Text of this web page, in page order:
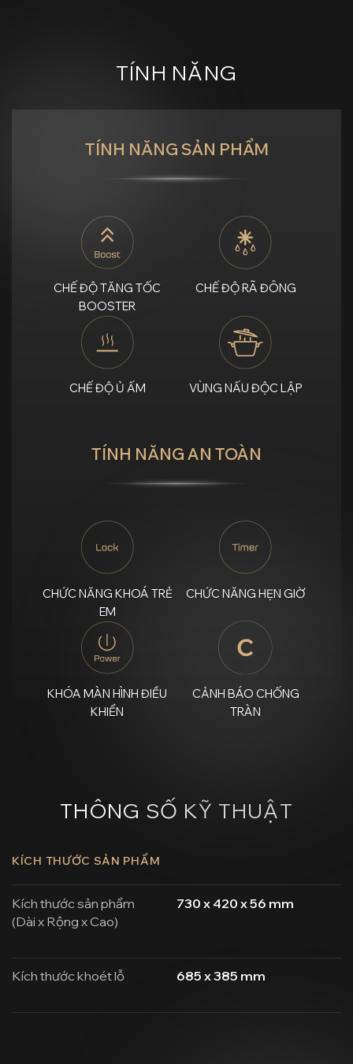
TÍNH NĂNG
TÍNH NĂNG SẢN PHẨM
CHẾ ĐỘTĂNG TỐC
BOOSTER
CHẾ ĐỘRÃ ĐÔNG
CHẾ ĐỘ Ủ ẤM VÙNG NẤU ĐỘC LẬP
TÍNH NĂNG AN TOÀN
CHỨC NĂNG KHOÁ TRẺ
EM
CHỨC NĂNG HẸN GIỜ
KHÓA MÀN HÌNH ĐIỀU
KHIỂN
CẢNH BÁO CHỐNG
TRÀN
THÔNG SỐ KỸ THUẬT
KÍCH THƯỚC SẢN PHẨM
Kích thước sản phẩm
(Dài x Rộng x Cao)
730 x 420 x 56 mm
Kích thước khoét lỗ 685 x 385 mm